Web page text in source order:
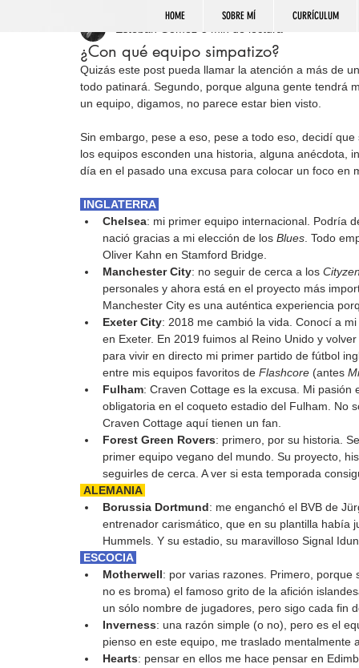
¿Con qué equipo simpatizo?
Quizás este post pueda llamar la atención a más de
todo patinará. Segundo, porque alguna gente tendrá
un equipo, digamos, no parece estar bien visto.
Sin embargo, pese a eso, pese a todo eso, decidí
los equipos esconden una historia, alguna anécdota,
día en el pasado una excusa para colocar un foco en
INGLATERRA
Chelsea: mi primer equipo internacional. Podría
nació gracias a mi elección de los Blues . Todo
Oliver Kahn en Stamford Bridge.
Manchester City: no seguir de cerca a los
personales y ahora está en el proyecto más
Manchester City es una auténtica experiencia
Exeter City: 2018 me cambió la vida. Conocí a
en Exeter. En 2019 fuimos al Reino Unido y
para vivir en directo mi primer partido de fútbol
entre mis equipos favoritos de Flashcore (antes
Fulham: Craven Cottage es la excusa. Mi
obligatoria en el coqueto estadio del Fulham. No
Craven Cottage aquí tienen un fan.
Forest Green Rovers: primero, por su historia.
primer equipo vegano del mundo. Su proyecto,
seguirles de cerca. A ver si esta temporada
ALEMANIA
Borussia Dortmund: me enganchó el BVB de
entrenador carismático, que en su plantilla había
Hummels. Y su estadio, su maravilloso Signal
ESCOCIA
Motherwell: por varias razones. Primero, porque
no es broma) el famoso grito de la afición
un sólo nombre de jugadores, pero sigo cada fin
Inverness: una razón simple (o no), pero es el
pienso en este equipo, me traslado mentalmente
Hearts: pensar en ellos me hace pensar en
HOME SOBRE MÍ CURRÍCULUM